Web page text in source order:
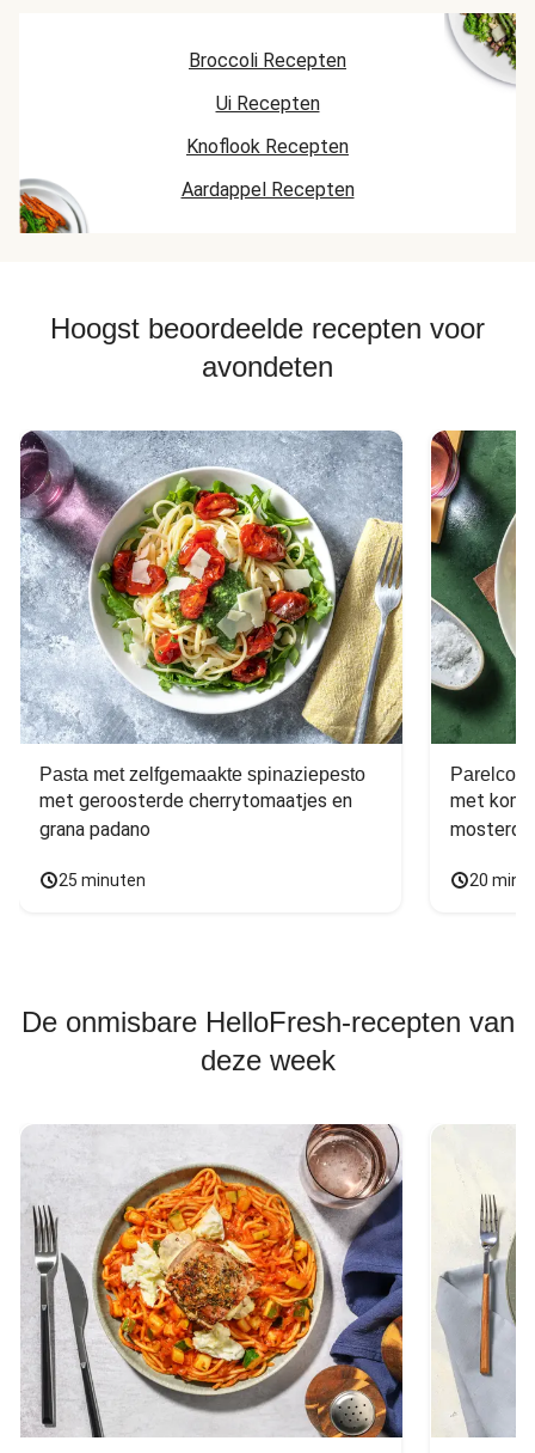
Broccoli Recepten
Ui Recepten
Knoflook Recepten
Aardappel Recepten
Hoogst beoordeelde recepten voor
avondeten
Pasta met zelfgemaakte spinaziepesto
met geroosterde cherrytomaatjes en
grana padano
25 minuten
met
20
De onmisbare HelloFresh-recepten van
deze week